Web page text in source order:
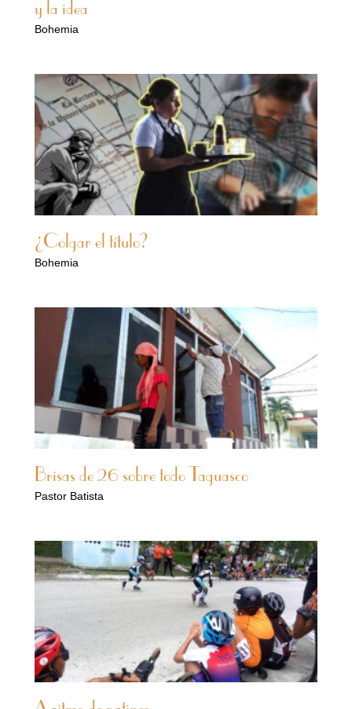
y la idea
Bohemia
¿Colgar el título?
Bohemia
Brisas de 26 sobre todo Taguasco
Pastor Batista